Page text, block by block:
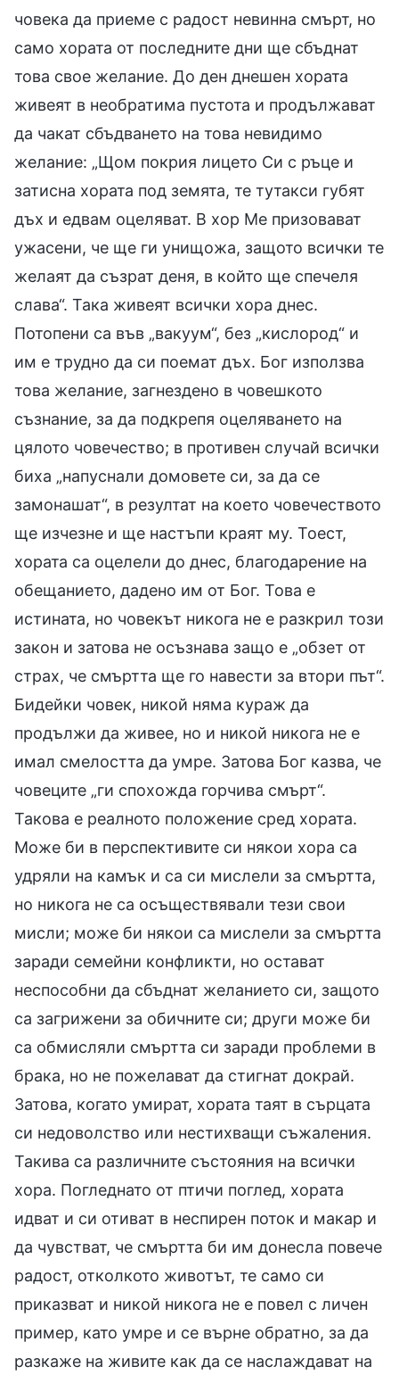
човека да приеме с радост невинна смърт, но
само хората от последните дни ще сбъднат
това свое желание. До ден днешен хората
живеят в необратима пустота и продължават
да чакат сбъдването на това невидимо
желание: „Щом покрия лицето Си с ръце и
затисна хората под земята, те тутакси губят
дъх и едвам оцеляват. В хор Ме призовават
ужасени, че ще ги унищожа, защото всички те
желаят да съзрат деня, в който ще спечеля
слава“. Така живеят всички хора днес.
Потопени са във „вакуум“, без „кислород“ и
им е трудно да си поемат дъх. Бог използва
това желание, загнездено в човешкото
съзнание, за да подкрепя оцеляването на
цялото човечество; в противен случай всички
биха „напуснали домовете си, за да се
замонашат“, в резултат на което човечеството
ще изчезне и ще настъпи краят му. Тоест,
хората са оцелели до днес, благодарение на
обещанието, дадено им от Бог. Това е
истината, но човекът никога не е разкрил този
закон и затова не осъзнава защо е „обзет от
страх, че смъртта ще го навести за втори път“.
Бидейки човек, никой няма кураж да
продължи да живее, но и никой никога не е
имал смелостта да умре. Затова Бог казва, че
човеците „ги спохожда горчива смърт“.
Такова е реалното положение сред хората.
Може би в перспективите си някои хора са
удряли на камък и са си мислели за смъртта,
но никога не са осъществявали тези свои
мисли; може би някои са мислели за смъртта
заради семейни конфликти, но остават
неспособни да сбъднат желанието си, защото
са загрижени за обичните си; други може би
са обмисляли смъртта си заради проблеми в
брака, но не пожелават да стигнат докрай.
Затова, когато умират, хората таят в сърцата
си недоволство или нестихващи съжаления.
Такива са различните състояния на всички
хора. Погледнато от птичи поглед, хората
идват и си отиват в неспирен поток и макар и
да чувстват, че смъртта би им донесла повече
радост, отколкото животът, те само си
приказват и никой никога не е повел с личен
пример, като умре и се върне обратно, за да
разкаже на живите как да се наслаждават на